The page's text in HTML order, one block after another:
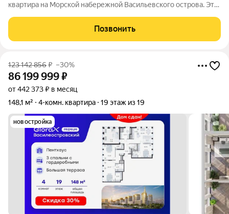
квартира на Морской набережной Васильевского острова. Это
видом на главные символы Петербурга. О КВАРТИРЕ Из
гостиной вы каждый вечер
Позвонить
123 142 856₽ –30%
86 199 999₽
от 442 373 ₽ в месяц
148,1 м²
4-комн. квартира 19 этаж из 19
новостройка